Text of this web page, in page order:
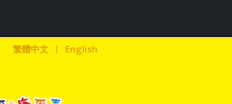
繁體中文 English